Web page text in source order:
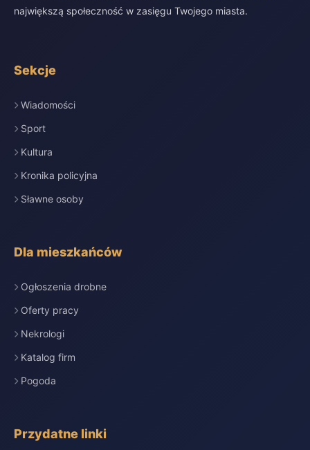
największą społeczność w zasięgu Twojego miasta.
Sekcje
Wiadomości
Sport
Kultura
Kronika policyjna
Sławne osoby
Dla mieszkańców
Ogłoszenia drobne
Oferty pracy
Nekrologi
Katalog firm
Pogoda
Przydatne linki